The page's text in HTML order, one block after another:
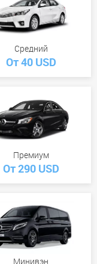
Средний
От 40 USD
Премиум
От 290 USD
Минивэн